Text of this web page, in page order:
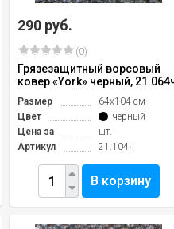
290 руб.
(0)
Грязезащитный ворсовый
ковер «York» черный,
Размер
64х104 см
Цвет
черный
Цена за
шт.
Артикул
21.104ч
В корзину